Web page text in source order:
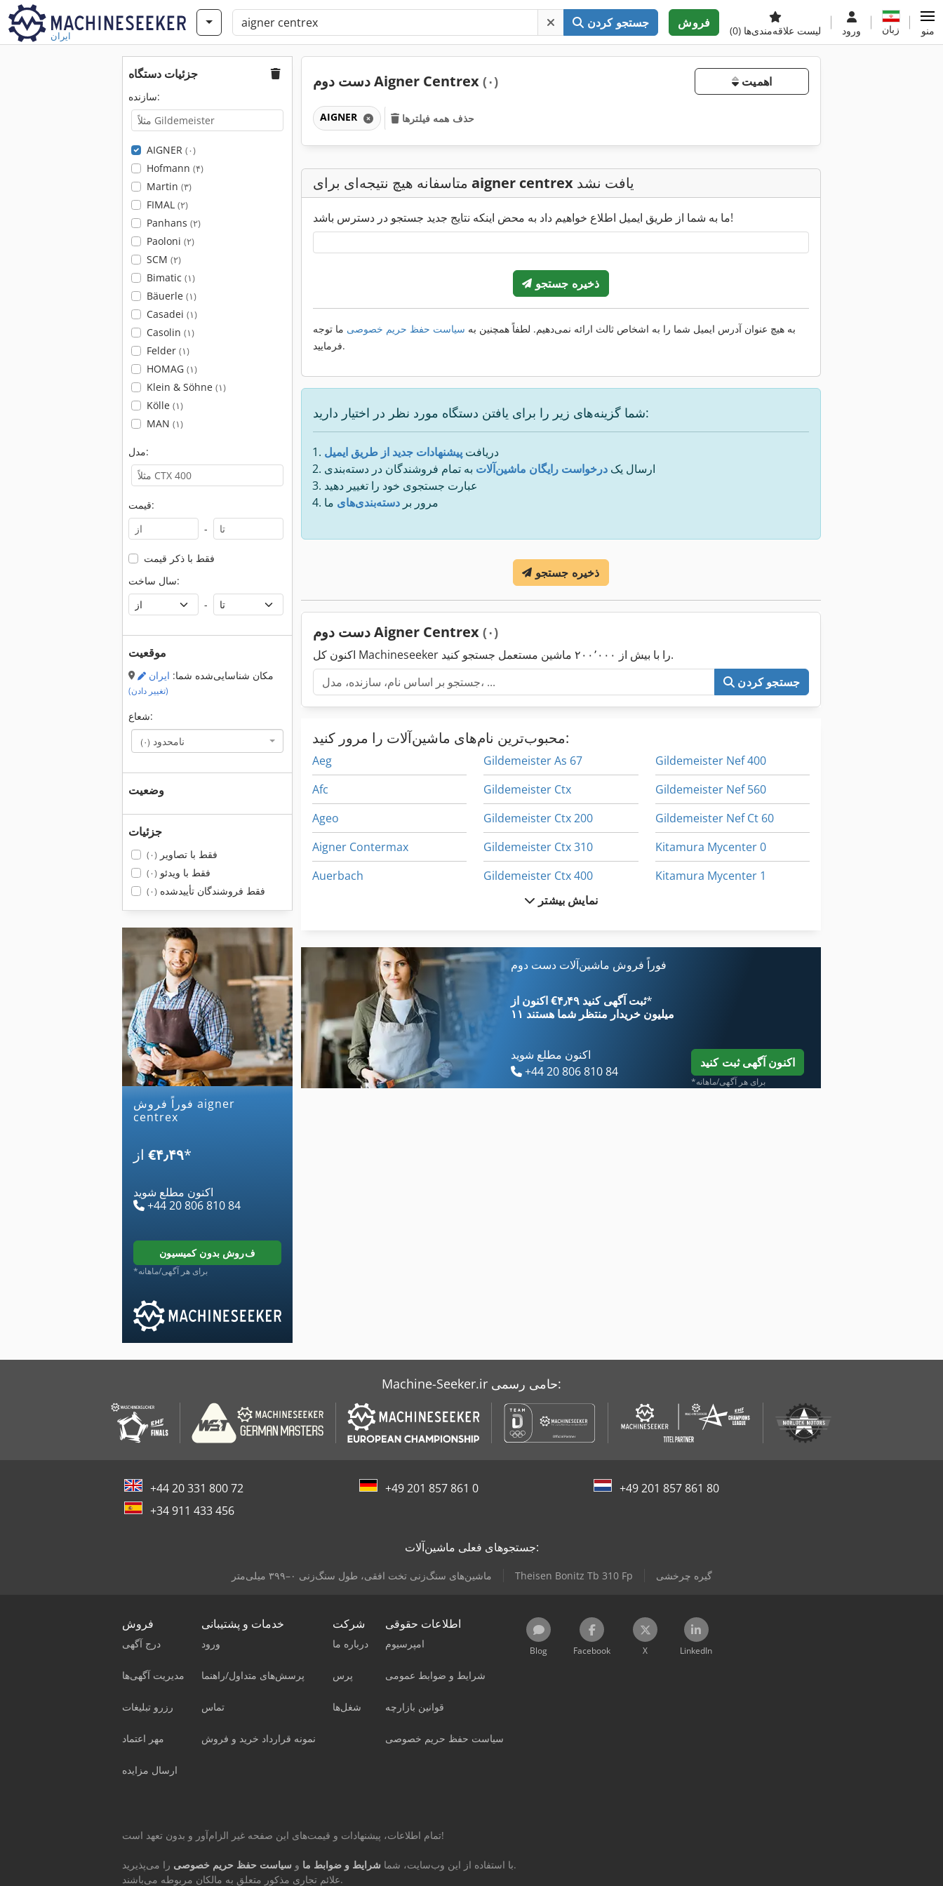
ایران
جستجو کردن فروش
لیست علاقه‌مندی‌ها (0) ورود زبان منو
جزئیات دستگاه
سازنده:
AIGNER (۰)
Hofmann (۴)
Martin (۳)
FIMAL (۲)
Panhans (۲)
Paoloni (۲)
SCM (۲)
Bimatic (۱)
Bäuerle (۱)
Casadei (۱)
Casolin (۱)
Felder (۱)
HOMAG (۱)
Klein & Söhne (۱)
Kölle (۱)
MAN (۱)
مدل:
قیمت:
-
فقط با ذکر قیمت
سال ساخت:
-
موقعیت
مکان شناسایی‌شده شما: ایران
(تغییر دادن)
شعاع:
نامحدود (۰)
وضعیت
جزئیات
فقط با تصاویر(۰)
فقط با ویدئو(۰)
فقط فروشندگان تأییدشده(۰)
فوراً فروش aigner
centrex
‎€۴٫۴۹*
اکنون مطلع شوید
+44 20 806 810 84
فروش بدون کمیسیون
*برای هر آگهی/ماهانه
دست دوم Aigner Centrex (۰) اهمیت
AIGNER حذف همه فیلترها
aigner centrex یافت نشد
ما به شما از طریق ایمیل اطلاع خواهیم داد به محض اینکه نتایج جدید جستجو در دسترس باشد!
ذخیره جستجو
به هیچ عنوان آدرس ایمیل شما را به اشخاص ثالث ارائه نمی‌دهیم. لطفاً همچنین به سیاست حفظ حریم خصوصی ما توجه
فرمایید.
شما گزینه‌های زیر را برای یافتن دستگاه مورد نظر در اختیار دارید:
دریافت پیشنهادات جدید از طریق ایمیل
ارسال یک درخواست رایگان ماشین‌آلات به تمام فروشندگان در دسته‌بندی
عبارت جستجوی خود را تغییر دهید
مرور بر دسته‌بندی‌های ما
ذخیره جستجو
دست دوم Aigner Centrex (۰)
اکنون کل Machineseeker را با بیش از ۲۰۰٬۰۰۰ ماشین مستعمل جستجو کنید.
جستجو کردن
محبوب‌ترین نام‌های ماشین‌آلات را مرور کنید:
Aeg
Afc
Ageo
Aigner Contermax
Auerbach
Exner
Gildemeister
Gildemeister As 67
Gildemeister Ctx
Gildemeister Ctx 200
Gildemeister Ctx 310
Gildemeister Ctx 400
Gildemeister Gmx
Gildemeister Nef 1020
Gildemeister Nef 400
Gildemeister Nef 560
Gildemeister Nef Ct 60
Kitamura Mycenter 0
Kitamura Mycenter 1
نمایش بیشتر
فوراً فروش ماشین‌آلات دست دوم
اکنون از ‎€۴٫۴۹ ثبت آگهی کنید*
۱۱ میلیون خریدار منتظر شما هستند
اکنون مطلع شوید
+44 20 806 810 84
اکنون آگهی ثبت کنید
*برای هر آگهی/ماهانه
Machine-Seeker.ir حامی رسمی:
+44 20 331 800 72 +49 201 857 861 0
+49 201 857 861 80
+34 911 433 456
جستجوهای فعلی ماشین‌آلات:
ماشین‌های سنگ‌زنی تخت افقی، طول سنگ‌زنی ۰–۳۹۹ میلی‌متر Theisen Bonitz Tb 310 Fp گیره چرخشی
فروش
درج آگهی
مدیریت آگهی‌ها
رزرو تبلیغات
مهر اعتماد
ارسال مزایده
خدمات و پشتیبانی
ورود
پرسش‌های متداول/راهنما
تماس
نمونه قرارداد خرید و فروش
شرکت
درباره ما
پرس
شغل‌ها
اطلاعات حقوقی
امپرسیوم
شرایط و ضوابط عمومی
قوانین بازارچه
سیاست حفظ حریم خصوصی
Blog Facebook X LinkedIn
تمام اطلاعات، پیشنهادات و قیمت‌های این صفحه غیر الزام‌آور و بدون تعهد است!
با استفاده از این وب‌سایت، شما شرایط و ضوابط ما و سیاست حفظ حریم خصوصی
را می‌پذیرید.
علائم تجاری مذکور متعلق به مالکان مربوطه می‌باشند.